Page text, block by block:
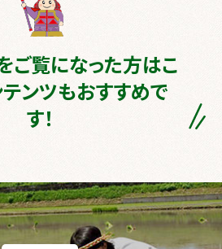
ご覧になった方はこ
ンツもおすすめで
す！